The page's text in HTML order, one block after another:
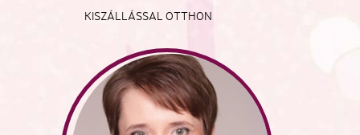
KISZÁLLÁSSAL OTTHON